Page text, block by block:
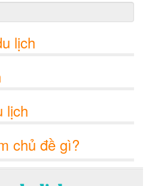
lịch
lịch
chủ đề gì?